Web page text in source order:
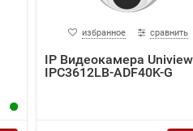
избранное сравнить
IP Видеокамера Uniview
IPC3612LB-ADF40K-G